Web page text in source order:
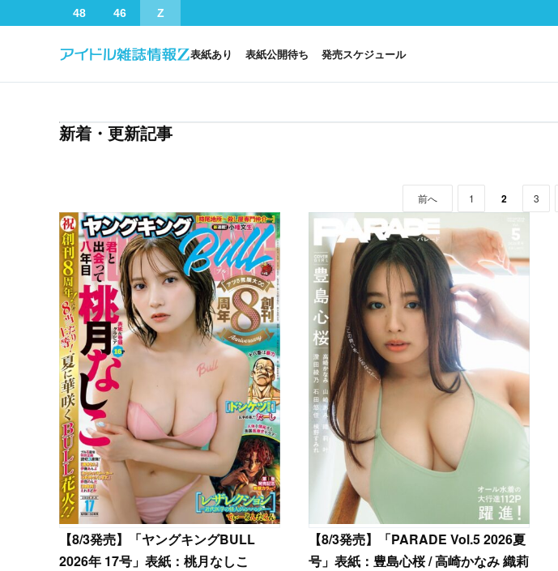
48 46 Z
表紙あり 表紙公開待ち 発売スケジュール
新着・更新記事
前 1 2 3
【8/3発売】「ヤングキングBULL
2026年 17号」表紙：桃月なしこ
【8/3発売】「PARADE Vol.5 2026夏
号」表紙：豊島心桜 / 高崎かなみ 織莉